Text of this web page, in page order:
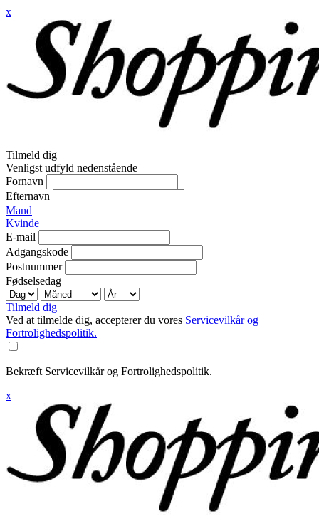
x
Tilmeld dig
Venligst udfyld nedenstående
Fornavn
Efternavn
Mand
Kvinde
E-mail
Adgangskode
Postnummer
Fødselsedag
Tilmeld dig
Ved at tilmelde dig, accepterer du vores Servicevilkår og
Fortrolighedspolitik.
Bekræft Servicevilkår og Fortrolighedspolitik.
x